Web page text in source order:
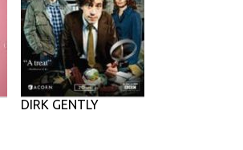
DIRK GENTLY